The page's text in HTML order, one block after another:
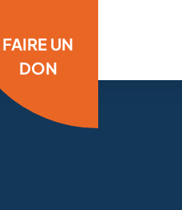
FAIRE UN
DON